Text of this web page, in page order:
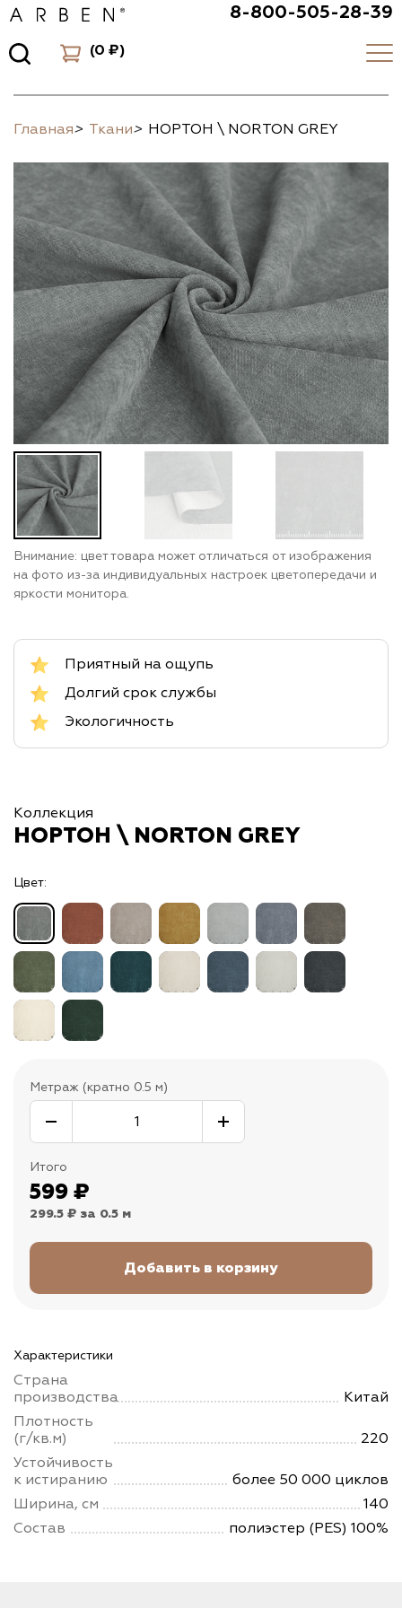
8-800-505-28-39
(0 ₽)
Главная> Ткани> НОРТОН \ NORTON GREY
Внимание: цвет товара может отличаться от изображения
на фото из-за индивидуальных настроек цветопередачи и
яркости монитора.
Приятный на ощупь
Долгий срок службы
Экологичность
Коллекция
НОРТОН \ NORTON GREY
Цвет:
Метраж (кратно 0.5 м)
Итого
599 ₽
299.5 ₽ за 0.5 м
Характеристики
Страна
производства
Китай
Плотность
(г/кв.м)
220
Устойчивость
к истиранию
более 50 000 циклов
Ширина, см
140
Состав
полиэстер (PES) 100%